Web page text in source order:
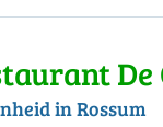
De
in Rossum